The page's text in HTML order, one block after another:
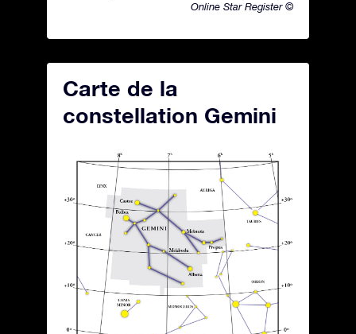
Online Star Register ©
Carte de la
constellation Gemini